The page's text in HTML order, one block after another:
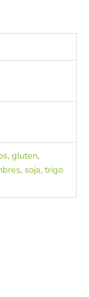
, gluten,
, soja, trigo